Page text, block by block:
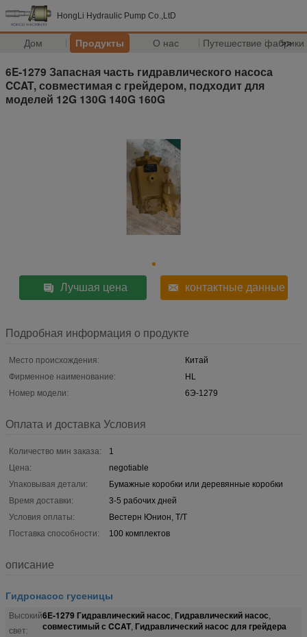
HongLi Hydraulic Pump Co.,LtD
Дом Продукты О нас Путешествие фабрики
>>
6E-1279 Запасная часть гидравлического насоса
CCAT, совместимая с грейдером, подходит для
моделей 12G 130G 140G 160G
Лучшая цена контактные данные
Подробная информация о продукте
Место происхождения:
Китай
Фирменное наименование:
HL
Номер модели:
6Э-1279
Оплата и доставка Условия
Количество мин заказа:
1
Цена:
negotiable
Упаковывая детали:
Бумажные коробки или деревянные коробки
Время доставки:
3-5 рабочих дней
Условия оплаты:
Вестерн Юнион, Т/Т
Поставка способности:
100 комплектов
описание
Гидронасос гусеницы
Высокий
свет:
6E-1279 Гидравлический насос, Гидравлический насос,
совместимый с CCAT, Гидравлический насос для грейдера